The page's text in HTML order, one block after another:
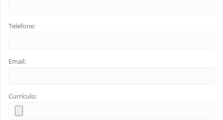
Telefone:
Email:
Currículo: